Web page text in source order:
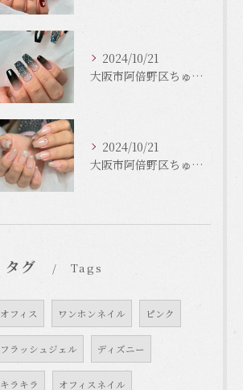
2024/10/21
大阪市阿倍野区ちゅるんネイルはLinonail
2024/10/21
大阪市阿倍野区ちゅるんネイルはLinonail
タグ Tags
オフィス ワンホンネイル ピンク
フラッシュジェル ディズニー
キラキラ オフィスネイル